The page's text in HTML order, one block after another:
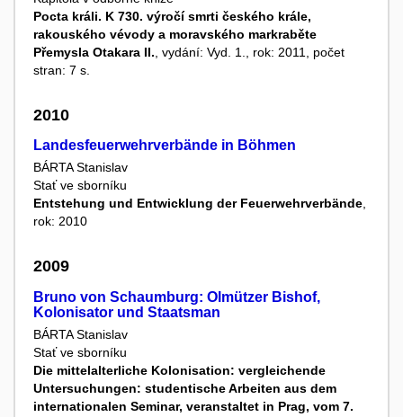
Pocta králi. K 730. výročí smrti českého krále,
rakouského vévody a moravského markraběte
Přemysla Otakara II. , vydání: Vyd. 1., rok: 2011, počet
stran: 7 s.
2010
Landesfeuerwehrverbände in Böhmen
BÁRTA Stanislav
Stať ve sborníku
Entstehung und Entwicklung der Feuerwehrverbände,
rok: 2010
2009
Bruno von Schaumburg: Olmützer Bishof,
Kolonisator und Staatsman
BÁRTA Stanislav
Stať ve sborníku
Die mittelalterliche Kolonisation: vergleichende
Untersuchungen: studentische Arbeiten aus dem
internationalen Seminar, veranstaltet in Prag, vom 7.